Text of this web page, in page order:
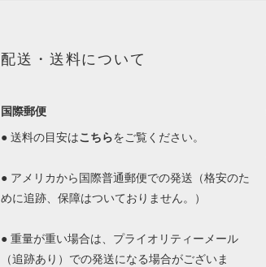
配送・送料について
国際郵便
● 送料の目安はこちらをご覧ください。
● アメリカから国際普通郵便での発送（格安のた
めに追跡、保障はついておりません。）
● 重量が重い場合は、プライオリティーメール
（追跡あり）での発送になる場合がございま